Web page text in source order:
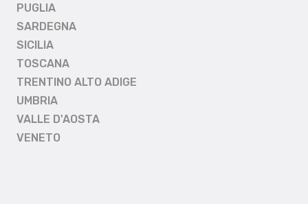
PUGLIA
SARDEGNA
SICILIA
TOSCANA
TRENTINO ALTO ADIGE
UMBRIA
VALLE D'AOSTA
VENETO